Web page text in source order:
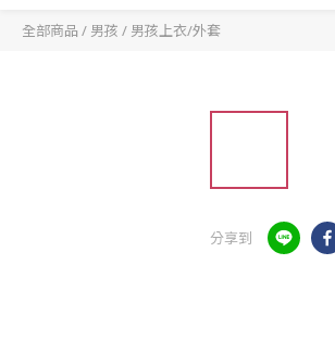
全部商品 / 男孩 / 男孩上衣/外套
分享到